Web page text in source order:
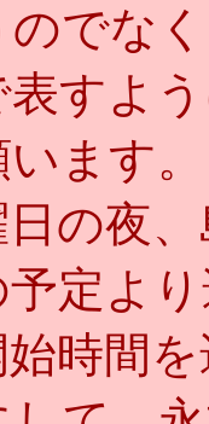
でな
すよ
ます。
の夜
定よ
時間